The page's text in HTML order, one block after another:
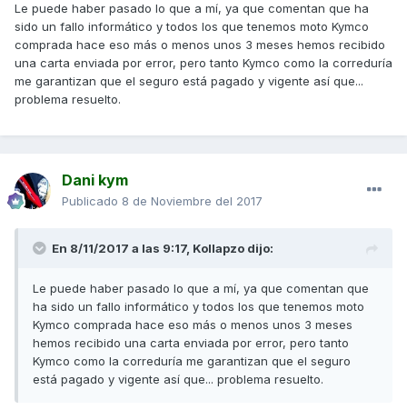
Le puede haber pasado lo que a mí, ya que comentan que ha
sido un fallo informático y todos los que tenemos moto Kymco
comprada hace eso más o menos unos 3 meses hemos recibido
una carta enviada por error, pero tanto Kymco como la correduría
me garantizan que el seguro está pagado y vigente así que...
problema resuelto.
Dani kym
Publicado 8 de Noviembre del 2017
En 8/11/2017 a las 9:17, Kollapzo dijo:
Le puede haber pasado lo que a mí, ya que comentan que
ha sido un fallo informático y todos los que tenemos moto
Kymco comprada hace eso más o menos unos 3 meses
hemos recibido una carta enviada por error, pero tanto
Kymco como la correduría me garantizan que el seguro
está pagado y vigente así que... problema resuelto.